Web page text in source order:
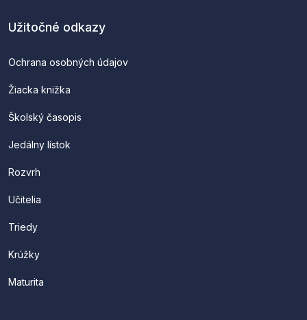
Užitočné odkazy
Ochrana osobných údajov
Žiacka knižka
Školský časopis
Jedálny lístok
Rozvrh
Učitelia
Triedy
Krúžky
Maturita